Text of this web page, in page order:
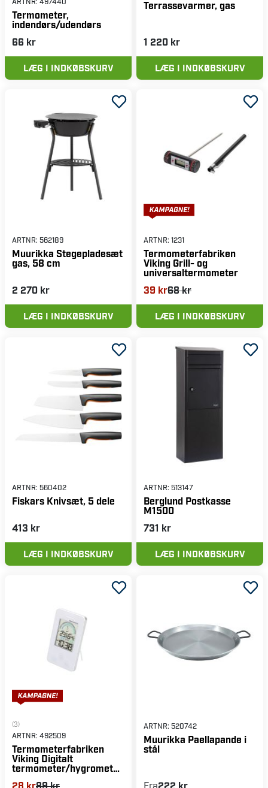
Termometer,
indendørs/udendørs
66 kr
LÆG I INDKØBSKURV
Terrassevarmer, gas
1 220 kr
LÆG I INDKØBSKURV
ARTNR: 562189
Muurikka Stegepladesæt
gas, 58 cm
2 270 kr
LÆG I INDKØBSKURV
ARTNR: 1231
Termometerfabriken
Viking Grill- og
universaltermometer
39 kr68 kr
LÆG I INDKØBSKURV
ARTNR: 560402
Fiskars Knivsæt, 5 dele
413 kr
LÆG I INDKØBSKURV
ARTNR: 513147
Berglund Postkasse
M1500
731 kr
LÆG I INDKØBSKURV
(3)
ARTNR: 492509
Termometerfabriken
Viking Digitalt
termometer/hygrometer,
28 kr89 kr
ARTNR: 520742
Muurikka Paellapande i
stål
Fra222 kr